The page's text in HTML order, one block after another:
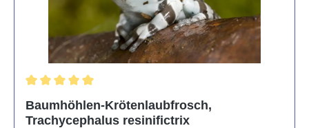
Baumhöhlen-Krötenlaubfrosch,
Trachycephalus resinifictrix